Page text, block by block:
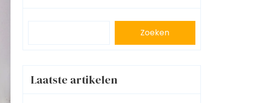
Zoeken
Laatste artikelen